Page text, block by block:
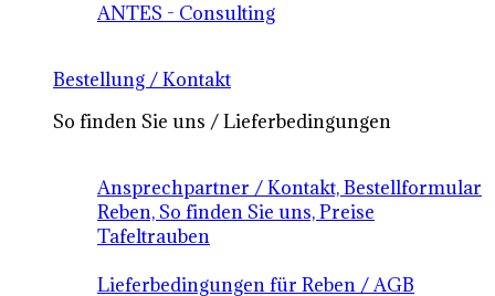
ANTES - Consulting
Bestellung / Kontakt
So finden Sie uns / Lieferbedingungen
Ansprechpartner / Kontakt, Bestellformular
Reben, So finden Sie uns, Preise
Tafeltrauben
Lieferbedingungen für Reben / AGB